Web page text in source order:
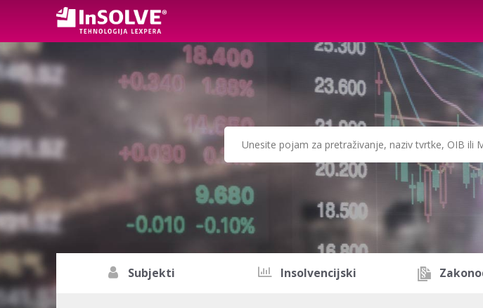
Subjekti Insolvencijski